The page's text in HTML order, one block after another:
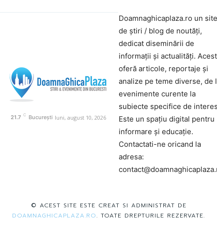
21.7 C București luni, august 10, 2026
Doamnaghicaplaza.ro un site
de știri / blog de noutăți,
dedicat diseminării de
informații și actualități.
oferă articole, reportaje și
analize pe teme diverse, de
evenimente curente la
subiecte specifice de
Este un spațiu digital pentru
informare și educație.
Contactati-ne oricand la
adresa:
© ACEST SITE ESTE CREAT SI ADMINISTRAT DE
DOAMNAGHICAPLAZA.RO. TOATE DREPTURILE REZERVATE.